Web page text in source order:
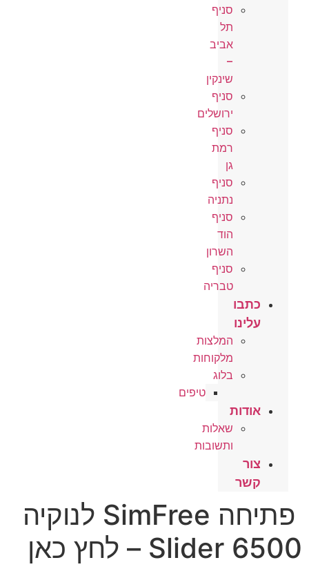
סניף
תל
אביב
–
שינקין
סניף
ירושלים
סניף
רמת
גן
סניף
נתניה
סניף
הוד
השרון
סניף
טבריה
כתבו
עלינו
המלצות
מלקוחות
בלוג
טיפים
אודות
שאלות
ותשובות
צור
קשר
פתיחה SimFree לנוקיה
Slider 6500 – לחץ כאן